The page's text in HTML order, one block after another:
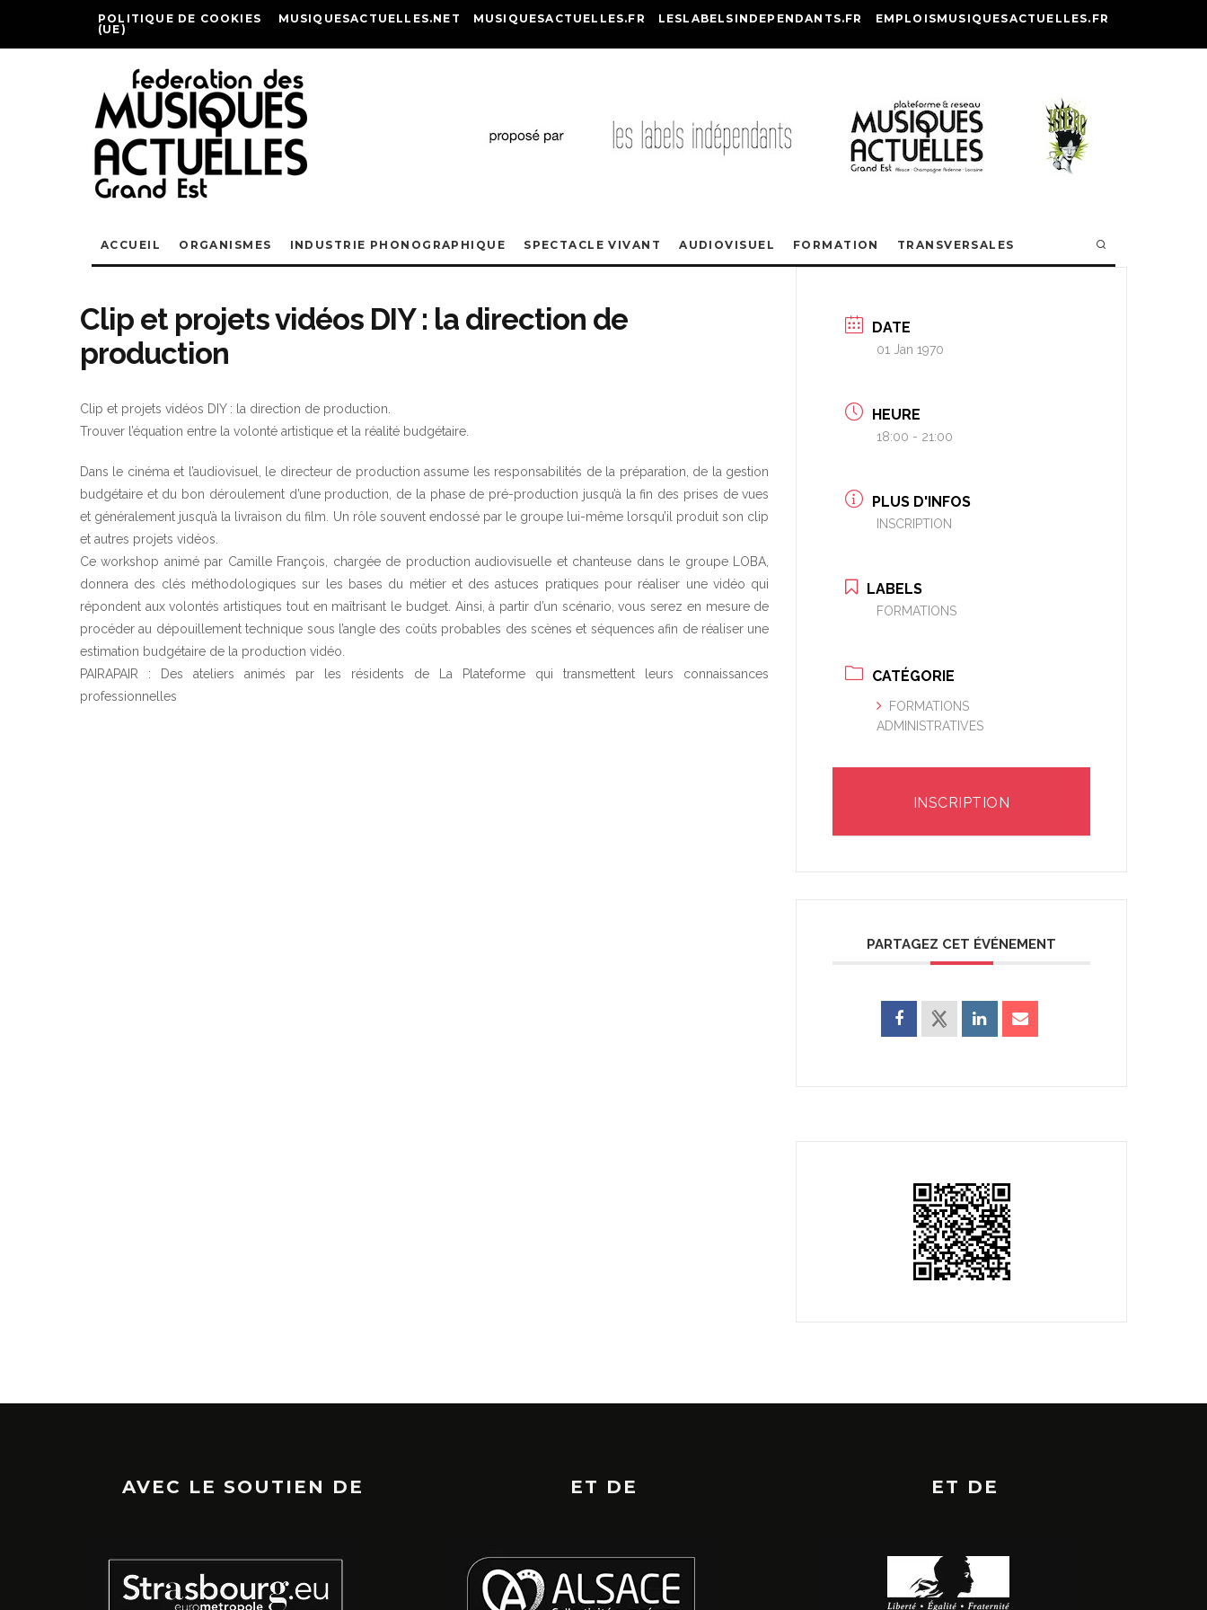
POLITIQUE DE COOKIES
(UE)
MUSIQUESACTUELLES.NET MUSIQUESACTUELLES.FR LESLABELSINDEPENDANTS.FR EMPLOISMUSIQUESACTUELLES.FR
ACCUEIL ORGANISMES INDUSTRIE PHONOGRAPHIQUE SPECTACLE VIVANT AUDIOVISUEL FORMATION TRANSVERSALES
Clip et projets vidéos DIY : la direction de
production
Clip et projets vidéos DIY : la direction de production.
Trouver l’équation entre la volonté artistique et la réalité budgétaire.
Dans le cinéma et l’audiovisuel, le directeur de production assume les responsabilités de la préparation, de la gestion
budgétaire et du bon déroulement d’une production, de la phase de pré-production jusqu’à la fin des prises de vues
et généralement jusqu’à la livraison du film. Un rôle souvent endossé par le groupe lui-même lorsqu’il produit son clip
et autres projets vidéos.
Ce workshop animé par Camille François, chargée de production audiovisuelle et chanteuse dans le groupe LOBA,
donnera des clés méthodologiques sur les bases du métier et des astuces pratiques pour réaliser une vidéo qui
répondent aux volontés artistiques tout en maîtrisant le budget. Ainsi, à partir d’un scénario, vous serez en mesure de
procéder au dépouillement technique sous l’angle des coûts probables des scènes et séquences afin de réaliser une
estimation budgétaire de la production vidéo.
PAIRAPAIR : Des ateliers animés par les résidents de La Plateforme qui transmettent leurs connaissances
professionnelles
DATE
01 Jan 1970
HEURE
18:00 - 21:00
PLUS D'INFOS
INSCRIPTION
LABELS
FORMATIONS
CATÉGORIE
FORMATIONS
ADMINISTRATIVES
INSCRIPTION
PARTAGEZ CET ÉVÉNEMENT
AVEC LE SOUTIEN DE ET DE ET DE